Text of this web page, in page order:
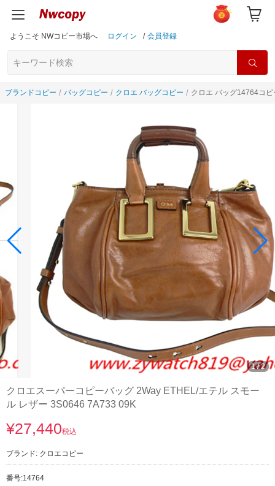
ようこそ NWコピー市場へ ログイン / 会員登録
ブランドコピー バッグコピー クロエ バッグコピー クロエ バッグ14764コピ
1/2
クロエスーパーコピーバッグ 2Way ETHEL/エテル スモー
ル レザー 3S0646 7A733 09K
¥27,440税込
ブランド: クロエコピー
番号:14764